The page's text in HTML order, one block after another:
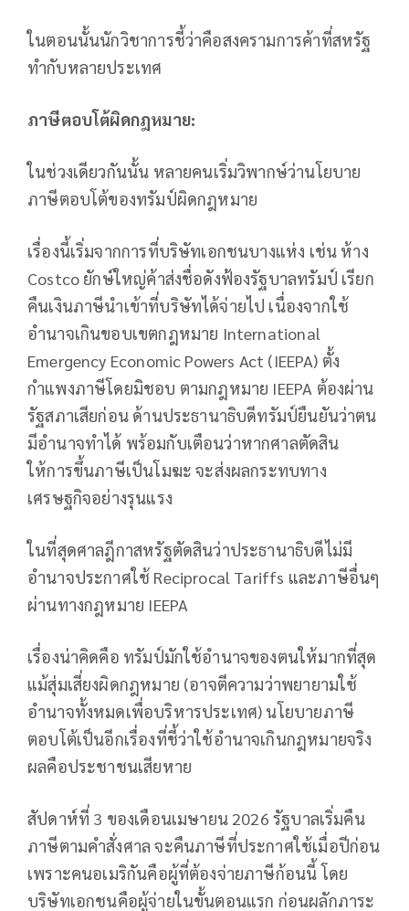
ในตอนนั้นนักวิชาการชี้ว่าคือสงครามการค้าที่สหรัฐ
ทำกับหลายประเทศ
ภาษีตอบโต้ผิดกฎหมาย:
ในช่วงเดียวกันนั้น หลายคนเริ่มวิพากษ์ว่านโยบาย
ภาษีตอบโต้ของทรัมป์ผิดกฎหมาย
เรื่องนี้เริ่มจากการที่บริษัทเอกชนบางแห่ง เช่น ห้าง
Costco ยักษ์ใหญ่ค้าส่งชื่อดังฟ้องรัฐบาลทรัมป์ เรียก
คืนเงินภาษีนำเข้าที่บริษัทได้จ่ายไป เนื่องจากใช้
อำนาจเกินขอบเขตกฎหมาย International
Emergency Economic Powers Act (IEEPA) ตั้ง
กำแพงภาษีโดยมิชอบ ตามกฎหมาย IEEPA ต้องผ่าน
รัฐสภาเสียก่อน ด้านประธานาธิบดีทรัมป์ยืนยันว่าตน
มีอำนาจทำได้ พร้อมกับเตือนว่าหากศาลตัดสิน
ให้การขึ้นภาษีเป็นโมฆะ จะส่งผลกระทบทาง
เศรษฐกิจอย่างรุนแรง
ในที่สุดศาลฎีกาสหรัฐตัดสินว่าประธานาธิบดีไม่มี
อำนาจประกาศใช้ Reciprocal Tariffs และภาษีอื่นๆ
ผ่านทางกฎหมาย IEEPA
เรื่องน่าคิดคือ ทรัมป์มักใช้อำนาจของตนให้มากที่สุด
แม้สุ่มเสี่ยงผิดกฎหมาย (อาจตีความว่าพยายามใช้
อำนาจทั้งหมดเพื่อบริหารประเทศ) นโยบายภาษี
ตอบโต้เป็นอีกเรื่องที่ชี้ว่าใช้อำนาจเกินกฎหมายจริง
ผลคือประชาชนเสียหาย
สัปดาห์ที่ 3 ของเดือนเมษายน 2026 รัฐบาลเริ่มคืน
ภาษีตามคำสั่งศาล จะคืนภาษีที่ประกาศใช้เมื่อปีก่อน
เพราะคนอเมริกันคือผู้ที่ต้องจ่ายภาษีก้อนนี้ โดย
บริษัทเอกชนคือผู้จ่ายในขั้นตอนแรก ก่อนผลักภาระ